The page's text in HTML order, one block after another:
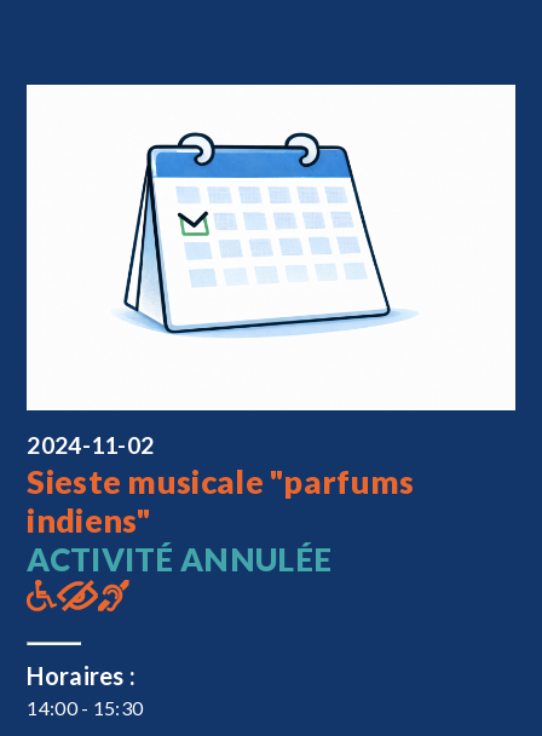
2024-11-02
Sieste musicale "parfums
indiens"
ACTIVITÉ ANNULÉE
Horaires :
14:00 - 15:30